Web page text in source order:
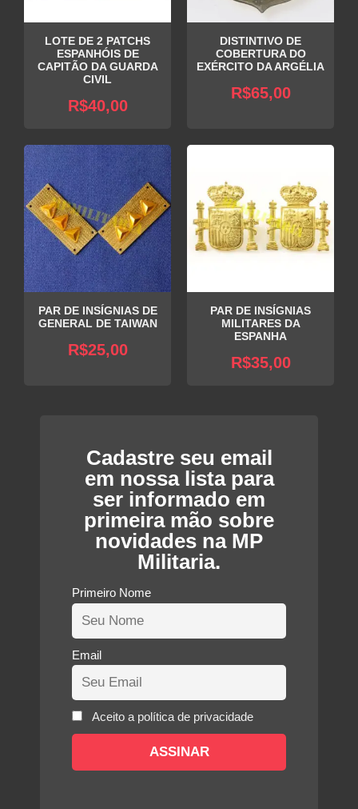
LOTE DE 2 PATCHS
ESPANHÓIS DE
CAPITÃO DA GUARDA
CIVIL
R$40,00
DISTINTIVO DE
COBERTURA DO
EXÉRCITO DA ARGÉLIA
R$65,00
PAR DE INSÍGNIAS DE
GENERAL DE TAIWAN
R$25,00
PAR DE INSÍGNIAS
MILITARES DA
ESPANHA
R$35,00
Cadastre seu email
em nossa lista para
ser informado em
primeira mão sobre
novidades na MP
Militaria.
Primeiro Nome
Email
Aceito a política de privacidade